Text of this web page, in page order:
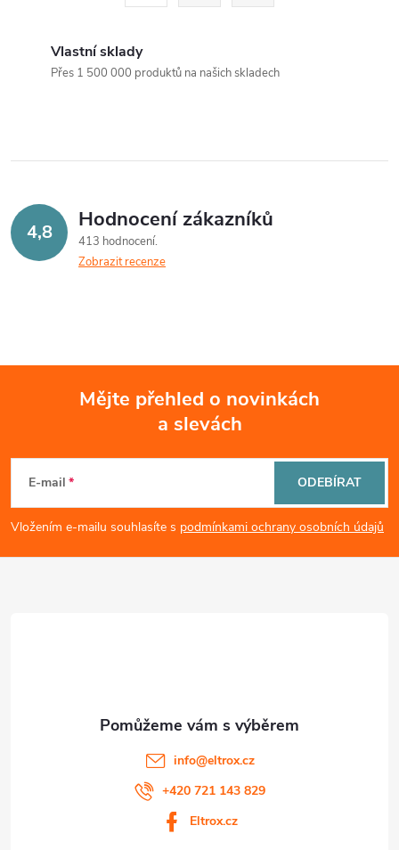
í
r
v
v
s
í
Vlastní sklady
Přes 1 500 000 produktů na našich skladech
4,8 Hodnocení zákazníků
413 hodnocení
Zobrazit recenze
p
a
Mějte přehled o novinkách
a slevách
E-mail
Vložením e-mailu souhlasíte s podmínkami ochrany osobních údajů
ODEBÍRAT
info@eltrox.cz
+420 721 143 829
Eltrox.cz